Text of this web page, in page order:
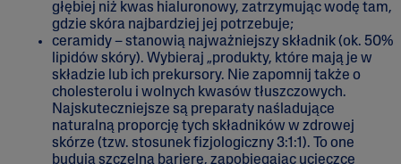
głębiej niż kwas hialuronowy, zatrzymując wodę tam,
gdzie skóra najbardziej jej potrzebuje;
ceramidy – stanowią najważniejszy składnik (ok. 50%
lipidów skóry). Wybieraj „produkty, które mają je w
składzie lub ich prekursory. Nie zapomnij także o
cholesterolu i wolnych kwasów tłuszczowych.
Najskuteczniejsze są preparaty naśladujące
naturalną proporcję tych składników w zdrowej
skórze (tzw. stosunek fizjologiczny 3:1:1). To one
budują szczelną barierę, zapobiegając ucieczce